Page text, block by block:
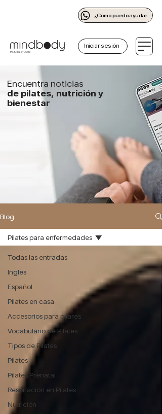
¿Cómo puedo ayudarte?
Iniciar sesión
Encuentra noticias
de pilates, nutrición y
bienestar
Blog
Todas las entradas
Ingles
Español
Pilates en casa
Accesorios para pilares
Vocabulario de Pilates
Tipos de Pilates
Pilates
Pilates Prenatal
Respiración en Pilates
Nutrición
Pilates para enfermedades